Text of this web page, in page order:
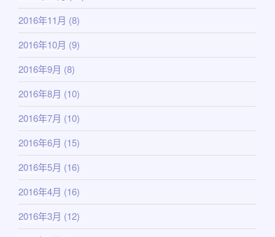
2016年11月 (8)
2016年10月 (9)
2016年9月 (8)
2016年8月 (10)
2016年7月 (10)
2016年6月 (15)
2016年5月 (16)
2016年4月 (16)
2016年3月 (12)